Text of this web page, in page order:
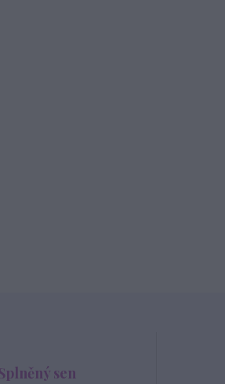
sen